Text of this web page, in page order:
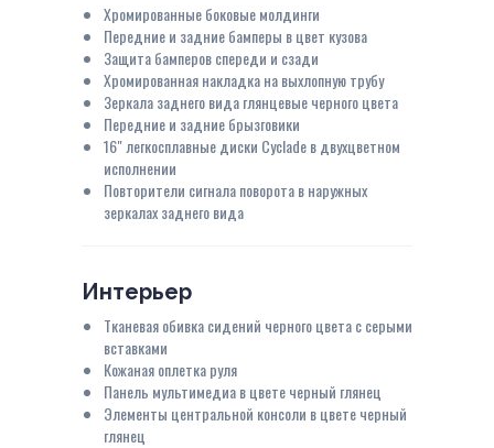
Хромированные боковые молдинги
Передние и задние бамперы в цвет кузова
Защита бамперов спереди и сзади
Хромированная накладка на выхлопную трубу
Зеркала заднего вида глянцевые черного цвета
Передние и задние брызговики
16" легкосплавные диски Cyclade в двухцветном
исполнении
Повторители сигнала поворота в наружных
зеркалах заднего вида
Интерьер
Тканевая обивка сидений черного цвета c серыми
вставками
Кожаная оплетка руля
Панель мультимедиа в цвете черный глянец
Элементы центральной консоли в цвете черный
глянец